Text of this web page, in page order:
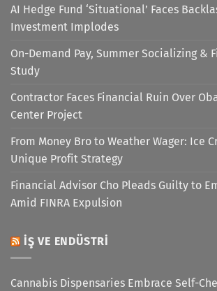
AI Hedge Fund ‘Situational’ Faces
Investment Implodes
On-Demand Pay, Summer Socializing &
Study
Contractor Faces Financial Ruin Over
Center Project
From Money Bro to Weather Wager: Ice
Unique Profit Strategy
Financial Advisor Cho Pleads Guilty to
Amid FINRA Expulsion
İŞ VE ENDÜSTRI
Cannabis Dispensaries Embrace Self-